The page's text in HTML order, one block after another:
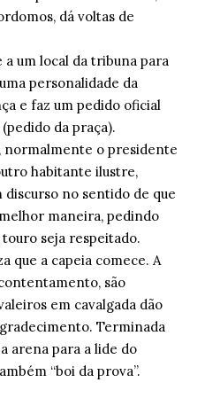
dá voltas de
um local da tribuna para
personalidade da
e faz um pedido oficial
da praça).
normalmente o presidente
habitante ilustre,
no sentido de que
maneira, pedindo
seja respeitado.
que a capeia comece. A
são
em cavalgada dão
Terminada
arena para a lide do
“boi da prova”.